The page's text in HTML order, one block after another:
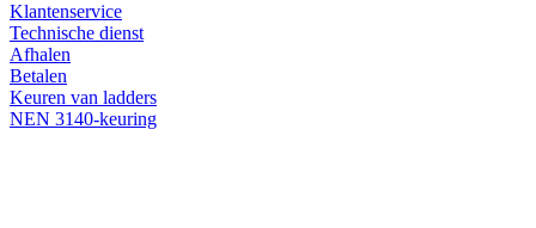
Klantenservice
Technische dienst
Afhalen
Betalen
Keuren van ladders
NEN 3140-keuring